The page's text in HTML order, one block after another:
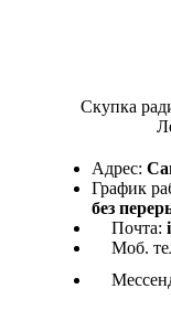
Скупка
Адрес:
График
без
Почта:
Моб.